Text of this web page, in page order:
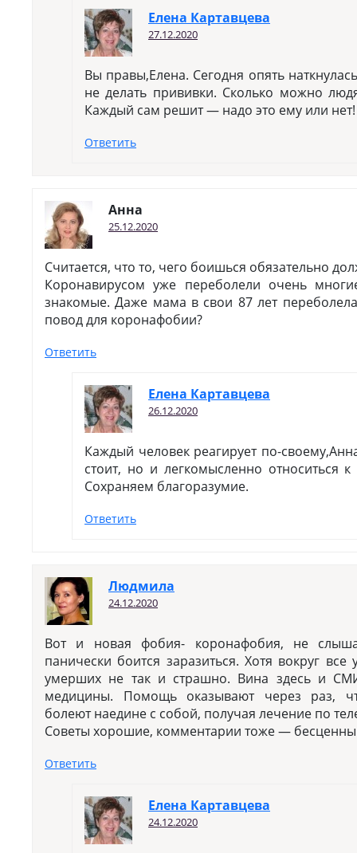
Елена Картавцева
27.12.2020
Вы правы,Елена. Сегодня опять
не делать прививки. Сколько можно
Каждый сам решит — надо это ему или нет!
Ответить
Анна
25.12.2020
Считается, что то, чего боишься обязательно
Коронавирусом уже переболели очень
знакомые. Даже мама в свои 87 лет
повод для коронафобии?
Ответить
Елена Картавцева
26.12.2020
Каждый человек реагирует по-
стоит, но и легкомысленно относиться
Сохраняем благоразумие.
Ответить
Людмила
24.12.2020
Вот и новая фобия- коронафобия, не
панически боится заразиться. Хотя вокруг
умерших не так и страшно. Вина здесь и
медицины. Помощь оказывают через раз,
болеют наедине с собой, получая лечение по
Советы хорошие, комментарии тоже —
Ответить
Елена Картавцева
24.12.2020